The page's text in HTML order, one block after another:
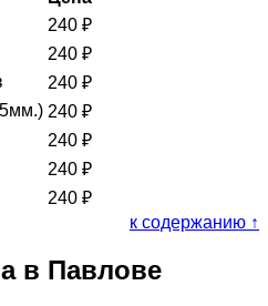
240 ₽
240 ₽
240 ₽
5мм.) 240 ₽
240 ₽
240 ₽
240 ₽
к содержанию ↑
в Павлове